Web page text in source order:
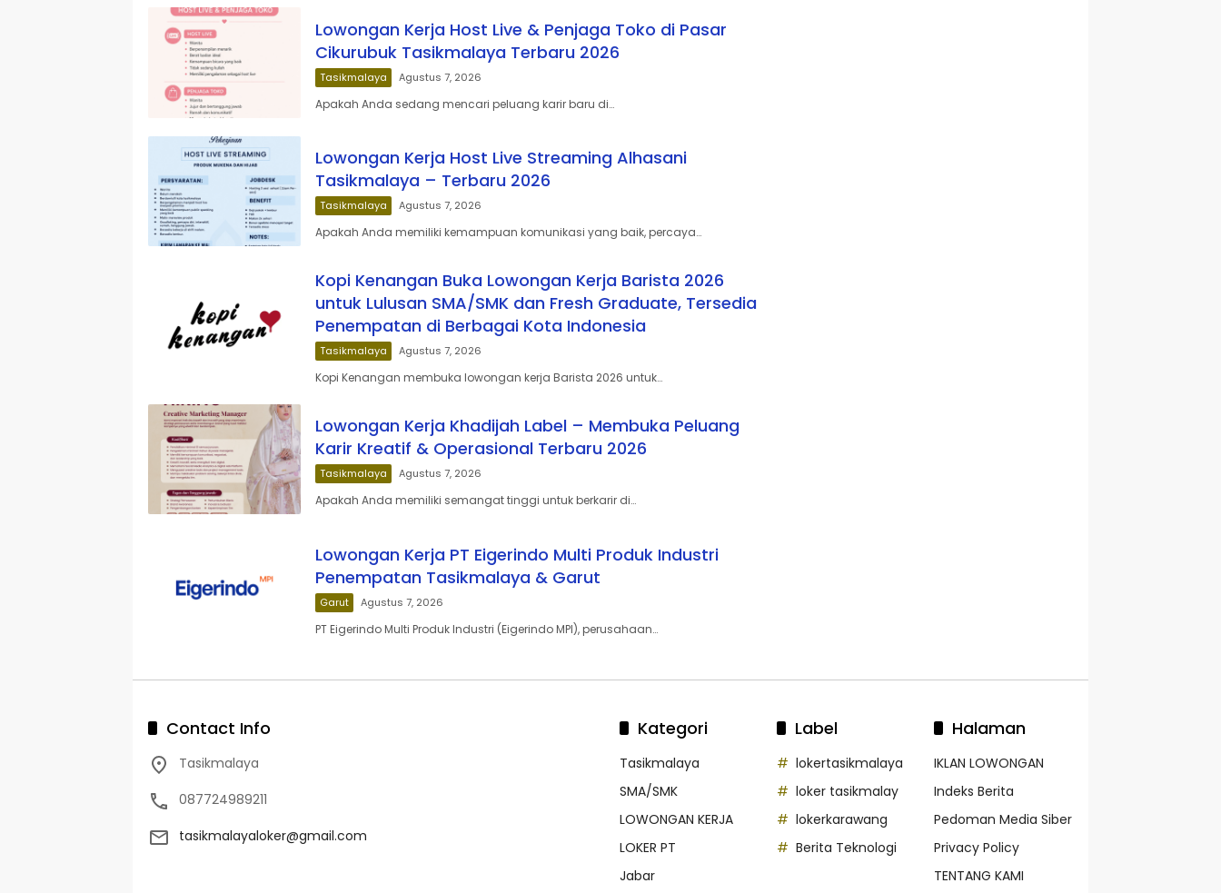
Lowongan Kerja Host Live & Penjaga Toko di Pasar
Cikurubuk Tasikmalaya Terbaru 2026
Tasikmalaya Agustus 7, 2026
Apakah Anda sedang mencari peluang karir baru di…
Lowongan Kerja Host Live Streaming Alhasani
Tasikmalaya – Terbaru 2026
Tasikmalaya Agustus 7, 2026
Apakah Anda memiliki kemampuan komunikasi yang baik, percaya…
Kopi Kenangan Buka Lowongan Kerja Barista 2026
untuk Lulusan SMA/SMK dan Fresh Graduate, Tersedia
Penempatan di Berbagai Kota Indonesia
Tasikmalaya Agustus 7, 2026
Kopi Kenangan membuka lowongan kerja Barista 2026 untuk…
Lowongan Kerja Khadijah Label – Membuka Peluang
Karir Kreatif & Operasional Terbaru 2026
Tasikmalaya Agustus 7, 2026
Apakah Anda memiliki semangat tinggi untuk berkarir di…
Lowongan Kerja PT Eigerindo Multi Produk Industri
Penempatan Tasikmalaya & Garut
Garut Agustus 7, 2026
PT Eigerindo Multi Produk Industri (Eigerindo MPI), perusahaan…
Contact Info
Tasikmalaya
087724989211
tasikmalayaloker@gmail.com
Kategori
Tasikmalaya
SMA/SMK
LOWONGAN KERJA
LOKER PT
Jabar
Label
lokertasikmalaya
loker tasikmalay
lokerkarawang
Berita Teknologi
Halaman
IKLAN LOWONGAN
Indeks Berita
Pedoman Media Siber
Privacy Policy
TENTANG KAMI